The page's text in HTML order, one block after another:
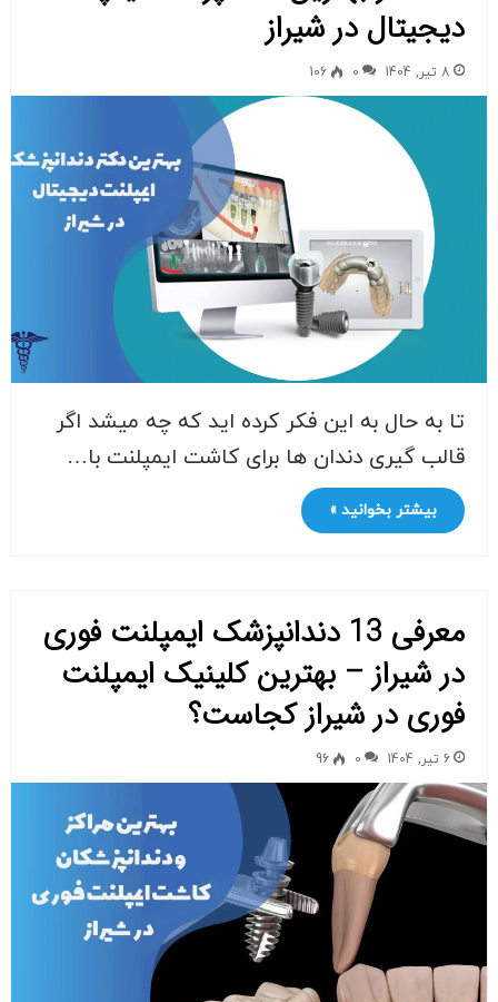
دیجیتال در شیراز
8 تیر, 1404 0
106
تا به حال به این فکر کرده اید که چه میشد اگر
قالب گیری دندان ها برای کاشت ایمپلنت با…
بیشتر بخوانید »
معرفی 13 دندانپزشک ایمپلنت فوری
در شیراز – بهترین کلینیک ایمپلنت
فوری در شیراز کجاست؟
6 تیر, 1404 0
96